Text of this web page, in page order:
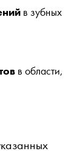
в зубных
в области,